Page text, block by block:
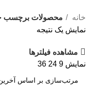
خانه
محصولات برچسب
نمایش یک نتیجه
مشاهده فیلترها
نمایش 9
24
36